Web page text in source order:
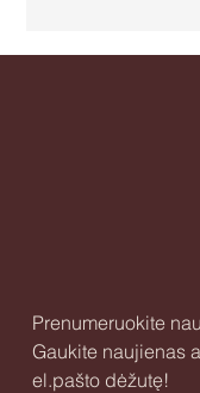
Prenumeruokite
Gaukite naujienas
el.pašto dėžutę!